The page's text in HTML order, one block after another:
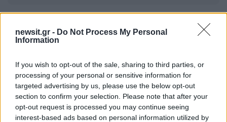
newsit.gr - Do Not Process My Personal
Information
If you wish to opt-out of the sale, sharing to third parties, or
processing of your personal or sensitive information for
targeted advertising by us, please use the below opt-out
section to confirm your selection. Please note that after your
opt-out request is processed you may continue seeing
interest-based ads based on personal information utilized by
Πιο δημοφιλή
1 Πάρος: «Αν ήταν κάποιος πάνω από την
πισίνα, δε θα είχα θρηνήσει το παιδί μου» –
Η σπαρακτική περιγραφή του πατέρα και
τα κενά στους ισχυρισμούς του ιδιοκτήτη
του beach bar